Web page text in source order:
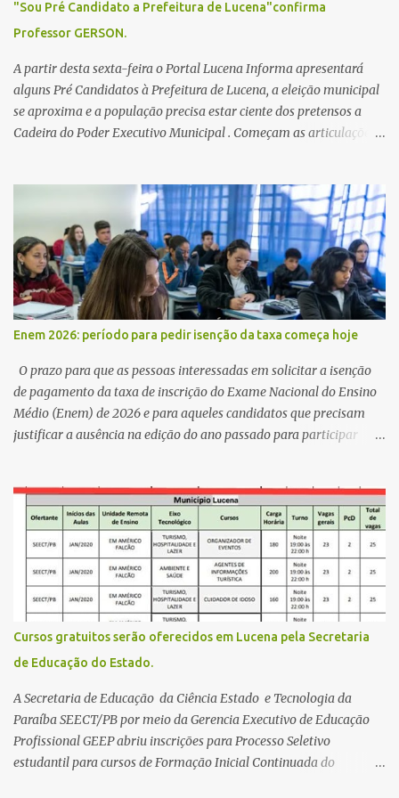
"Sou Pré Candidato a Prefeitura de Lucena"confirma
Professor GERSON.
A partir desta sexta-feira o Portal Lucena Informa apresentará
alguns Pré Candidatos à Prefeitura de Lucena, a eleição municipal
se aproxima e a população precisa estar ciente dos pretensos a
Cadeira do Poder Executivo Municipal . Começam as articulações e
Bandeira Valcinete Araújo e Professor Gerson Andrade há
possibilidade de mais nomes aparecer , ficaremos no aguardo para
trazer mais informações. A primeira entrevista foi com o
inimaginável Gerson Andrade ,Professor da Rede Municipal
(efetivo), supervisor, Formado em Pedagogia e Biomedicina pela
UFPB. Leciona no Otto Illi, Gilberto Inácio, Ellinora Dornellas
,Escola Américo Falcão. Gerson nos contou que a idéia de disputar
a prefeitura veio de um sonho há 5 anos atrás, e também por
acreditar que o trabalho dos seus companheiros principalmente
da zona rural deve ser mais valorizado e que eles serão a Fortalez...
Enem 2026: período para pedir isenção da taxa começa hoje
O prazo para que as pessoas interessadas em solicitar a isenção
de pagamento da taxa de inscrição do Exame Nacional do Ensino
Médio (Enem) de 2026 e para aqueles candidatos que precisam
justificar a ausência na edição do ano passado para participar
eletrônico da Página do Participante do Enem com o login único
da plataforma de serviços digitais do governo federal, o Gov.br.
Direito de solicitar a isenção O Inep prevê a gratuidade na
inscrição do exame para os seguintes casos: · matriculados no 3º
ano do ensino médio em escola pública, em 2026; LEIA MAIS
Usina Cultural tem fim de semana com literatura, música e evento
solidário Governo da Paraíba empossa 1000 novos professores e
mais convocações devem ocorrer Volta às aulas 2026.1 da
Faculdade Três Marias marca início do semestre e matrículas
seguem abertas para novos alunos · es...
Cursos gratuitos serão oferecidos em Lucena pela Secretaria
de Educação do Estado.
A Secretaria de Educação da Ciência Estado e Tecnologia da
Paraíba SEECT/PB por meio da Gerencia Executivo de Educação
Profissional GEEP abriu inscrições para Processo Seletivo
estudantil para cursos de Formação Inicial Continuada do